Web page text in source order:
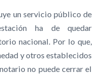
un servicio público de
ha de quedar
nacional. Por lo que,
y otros establecidos
no puede cerrar el